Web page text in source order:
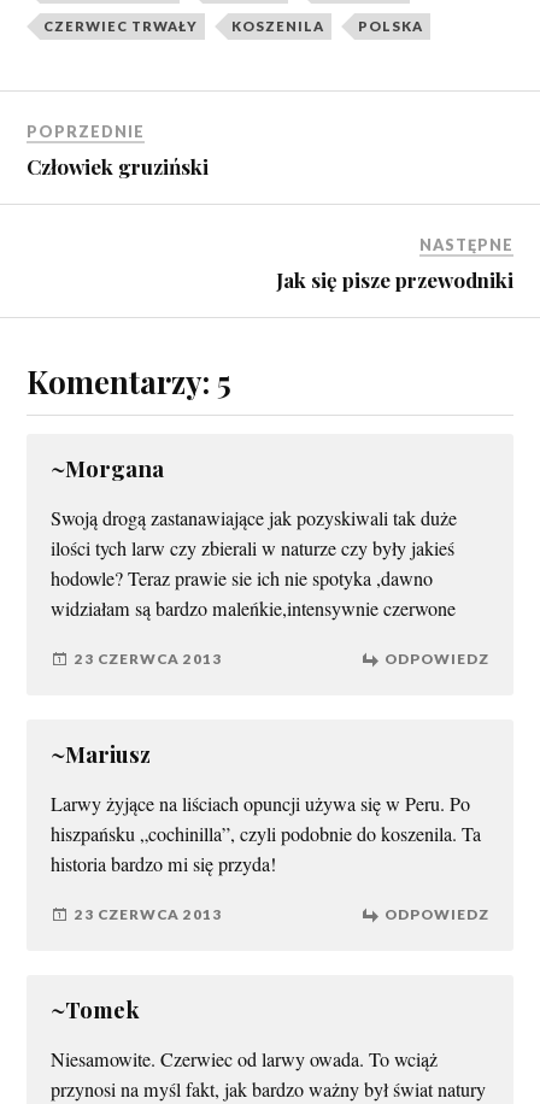
CZERWIEC TRWAŁY KOSZENILA POLSKA
POPRZEDNIE
Człowiek gruziński
NASTĘPNE
Jak się pisze przewodniki
Komentarzy: 5
~Morgana
Swoją drogą zastanawiające jak pozyskiwali tak duże
ilości tych larw czy zbierali w naturze czy były jakieś
hodowle? Teraz prawie sie ich nie spotyka ,dawno
widziałam są bardzo maleńkie,intensywnie czerwone
23 CZERWCA 2013 ODPOWIEDZ
~Mariusz
Larwy żyjące na liściach opuncji używa się w Peru. Po
hiszpańsku „cochinilla”, czyli podobnie do koszenila. Ta
historia bardzo mi się przyda!
23 CZERWCA 2013 ODPOWIEDZ
~Tomek
Niesamowite. Czerwiec od larwy owada. To wciąż
przynosi na myśl fakt, jak bardzo ważny był świat natury